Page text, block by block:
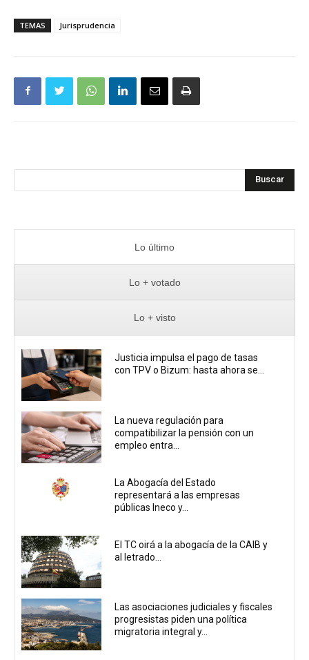
TEMAS Jurisprudencia
Buscar
Lo último
Lo + votado
Lo + visto
Justicia impulsa el pago de tasas
con TPV o Bizum: hasta ahora se...
La nueva regulación para
compatibilizar la pensión con un
empleo entra...
La Abogacía del Estado
representará a las empresas
públicas Ineco y...
El TC oirá a la abogacía de la CAIB y
al letrado...
Las asociaciones judiciales y fiscales
progresistas piden una política
migratoria integral y...